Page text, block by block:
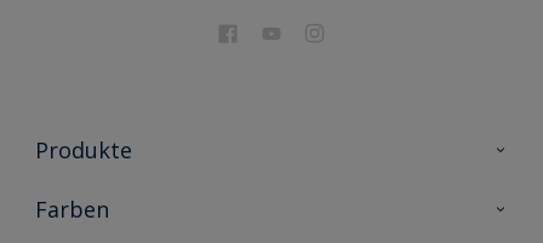
Produkte
Holzschutz
Farben